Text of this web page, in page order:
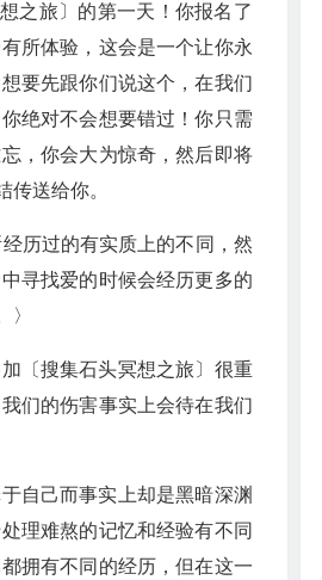
之旅〕的第一天！你报名了
所体验，这会是一个让你永
要先跟你们说这个，在我们
绝对不会想要错过！你只需
，你会大为惊奇，然后即将
送给你。
历过的有实质上的不同，然
寻找爱的时候会经历更多的
〔搜集石头冥想之旅〕很重
们的伤害事实上会待在我们
自己而事实上却是黑暗深渊
理难熬的记忆和经验有不同
拥有不同的经历，但在这一